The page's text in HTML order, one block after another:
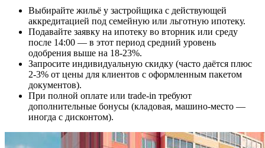
Выбирайте жильё у застройщика с действующей
аккредитацией под семейную или льготную ипотеку.
Подавайте заявку на ипотеку во вторник или среду
после 14:00 — в этот период средний уровень
одобрения выше на 18-23%.
Запросите индивидуальную скидку (часто даётся плюс
2-3% от цены для клиентов с оформленным пакетом
документов).
При полной оплате или trade-in требуют
дополнительные бонусы (кладовая, машино-место —
иногда с дисконтом).